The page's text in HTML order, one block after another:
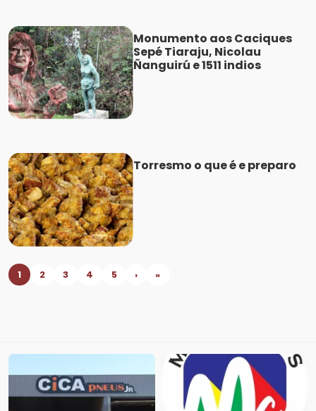
Monumento aos Caciques
Sepé Tiaraju, Nicolau
Ñanguirú e 1511 indios
Torresmo o que é e preparo
1 2 3 4 5 › »